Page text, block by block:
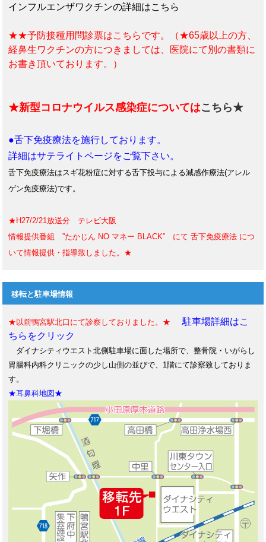
インフルエンザワクチンの詳細はこちら
★★予防接種用問診票はこちらです。（★65歳以上の方、
経鼻生ワクチンの方につきましては、医院にて別の書類に
お書き頂いております。）
★新型コロナウイルス感染症についてはこちら★
●舌下免疫療法を施行しております。
詳細はサテライトページをご覧下さい。
舌下免疫療法はスギ花粉症に対する舌下投与による減感作療法(アレル
ゲン免疫療法)です。
★H27/2/21放送分 テレビ大阪
情報提供番組 ”たかじん NO マネー BLACK” にて 舌下免疫療法 につ
いて情報提供・指導致しました。★
移転と駐車場情報
★以前鴨宮駅北口にて診察しておりました。★
駐車場詳細はこ
ちらをクリック
ダイナシティウエスト北側駐車場に面した場所で、整骨院・いがらし
胃腸科内科クリニックの少し山側の並びで、1階にて診察致しておりま
す。
★耳鼻科地図★